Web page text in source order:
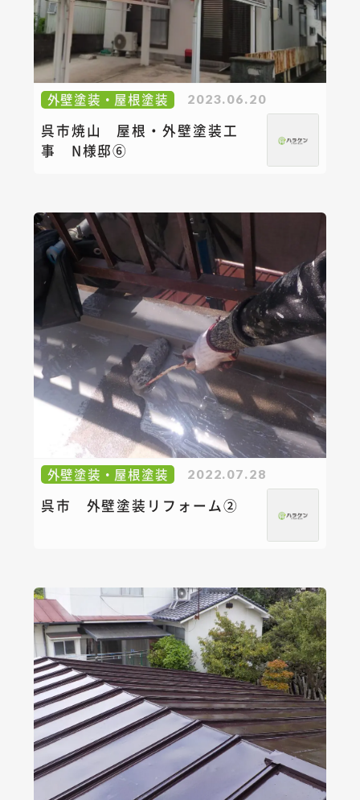
外壁塗装・屋根塗装 2023.06.20
呉市焼山 屋根・外壁塗装工
事 N様邸⑥
外壁塗装・屋根塗装 2022.07.28
呉市 外壁塗装リフォーム②